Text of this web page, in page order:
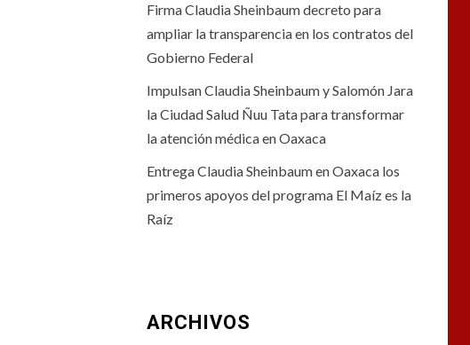
Firma Claudia Sheinbaum decreto para
ampliar la transparencia en los contratos del
Gobierno Federal
Impulsan Claudia Sheinbaum y Salomón Jara
la Ciudad Salud Ñuu Tata para transformar
la atención médica en Oaxaca
Entrega Claudia Sheinbaum en Oaxaca los
primeros apoyos del programa El Maíz es la
Raíz
ARCHIVOS